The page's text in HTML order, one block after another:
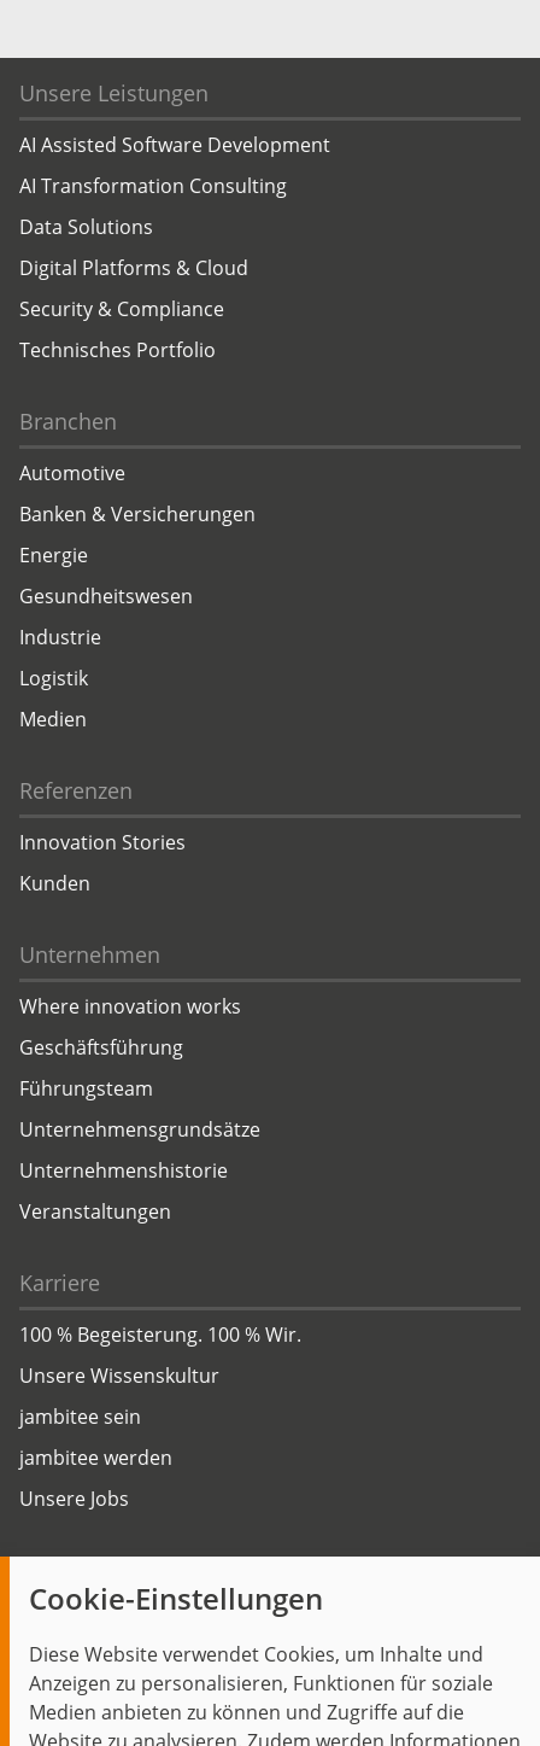
Cookie-Einstellungen
Diese Website verwendet Cookies, um Inhalte und
Anzeigen zu personalisieren, Funktionen für soziale
Medien anbieten zu können und Zugriffe auf die
Unsere Leistungen
AI Assisted Software Development
AI Transformation Consulting
Data Solutions
Digital Platforms & Cloud
Security & Compliance
Technisches Portfolio
Branchen
Automotive
Banken & Versicherungen
Energie
Gesundheitswesen
Industrie
Logistik
Medien
Referenzen
Innovation Stories
Kunden
Unternehmen
Where innovation works
Geschäftsführung
Führungsteam
Unternehmensgrundsätze
Unternehmenshistorie
Veranstaltungen
Karriere
100 % Begeisterung. 100 % Wir.
Unsere Wissenskultur
jambitee sein
jambitee werden
Unsere Jobs
Themen im Fokus
Events